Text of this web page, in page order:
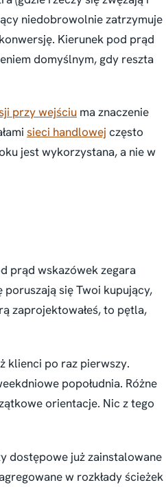
niedobrowolnie zatrzymuje
Kierunek pod prąd
domyślnym, gdy reszta
przy wejściu ma znaczenie
sieci handlowej często
jest wykorzystana, a nie w
prąd wskazówek zegara
się Twoi kupujący,
zaprojektowałeś, to pętla,
klienci po raz pierwszy.
popołudnia. Różne
orientacje. Nic z tego
dostępowe już zainstalowane
w rozkłady ścieżek